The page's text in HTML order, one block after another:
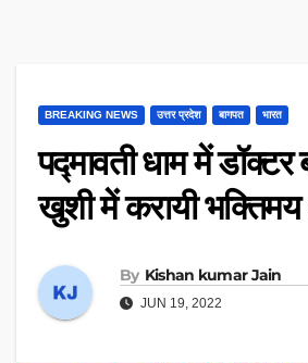
BREAKING NEWS उत्तर प्रदेश बागपत भारत
पद्मावती धाम में
खुशी में करायी
By Kishan kumar Jain
JUN 19, 2022